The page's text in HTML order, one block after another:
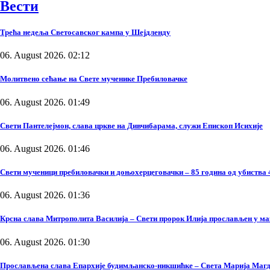
Вести
Трећа недеља Светосавског кампа у Шејдленду
06. August 2026. 02:12
Молитвено сећање на Свете мученике Пребиловачке
06. August 2026. 01:49
Свети Пантелејмон, слава цркве на Дивчибарама, служи Епископ Исихије
06. August 2026. 01:46
Свети мученици пребиловачки и доњохерцеговачки – 85 година од
06. August 2026. 01:36
Крсна слава Митрополита Василија – Свети пророк Илија прослављен у
06. August 2026. 01:30
Прослављена слава Епархије будимљанско-никшићке – Света Марија